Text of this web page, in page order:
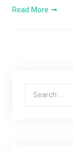
Read More
Search for: